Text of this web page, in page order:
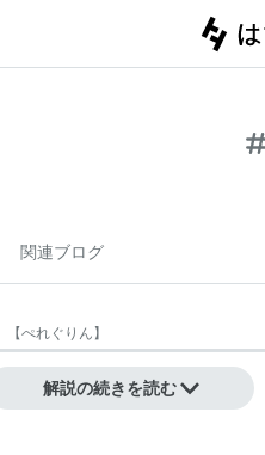
関連ブログ
【ぺれぐりん】
解説の続きを読む